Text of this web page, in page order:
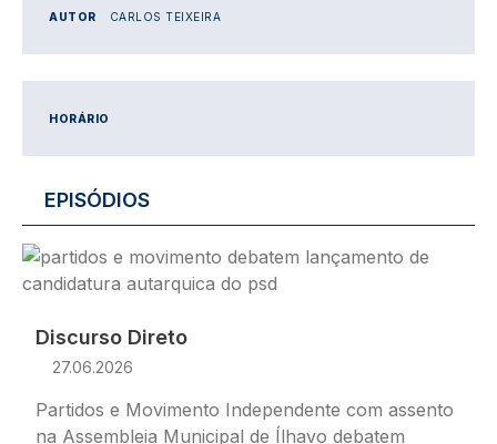
AUTOR CARLOS TEIXEIRA
HORÁRIO
EPISÓDIOS
Imagem
Discurso Direto
27.06.2026
Partidos e Movimento Independente com assento
na Assembleia Municipal de Ílhavo debatem